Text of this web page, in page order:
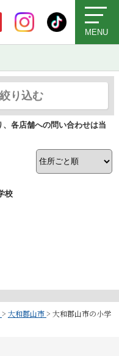
MENU
り込む
各店舗への問い合わせは当
校
> 大和郡山市> 大和郡山市の小学